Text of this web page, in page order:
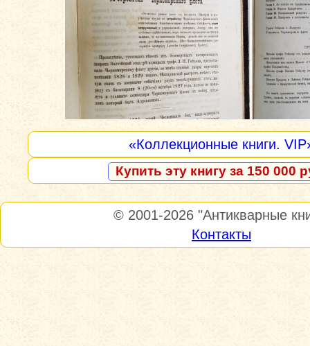
«Коллекционные книги.
Купить эту книгу за 150 000
© 2001-2026 "Антикварные
Контакты